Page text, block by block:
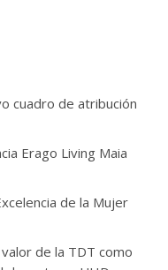
cuadro de atribución
Erago Living Maia
de la Mujer
de la TDT como